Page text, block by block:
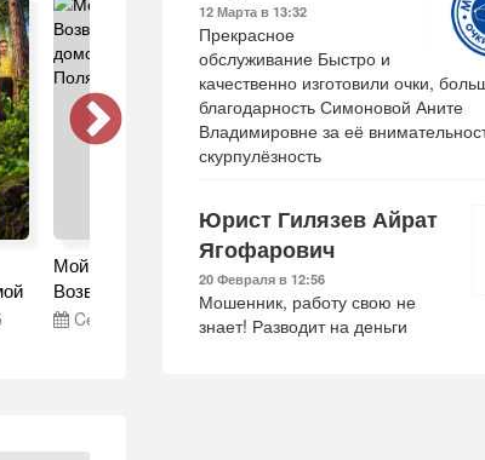
Мой дикий друг.
Возвращение домой
Cегодня в 10:15
Мой дикий друг.
Возвращение домой
Cегодня в 10:15
12 Марта в 13:32
Прекрасное
обслуживание Быстро и
качественно изготовили очки,
благодарность Симоновой Аните
Владимировне за её
скурпулёзность
Юрист Гилязев Айрат
Ягофарович
20 Февраля в 12:56
Мошенник, работу свою не
знает! Разводит на деньги